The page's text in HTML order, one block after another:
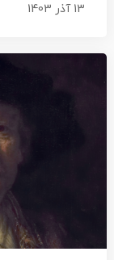
13 آذر 1403